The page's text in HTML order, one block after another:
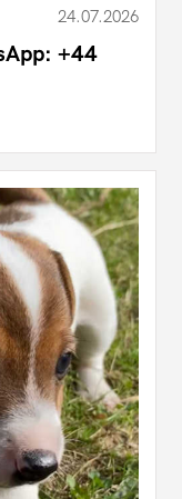
24.07.2026
+44